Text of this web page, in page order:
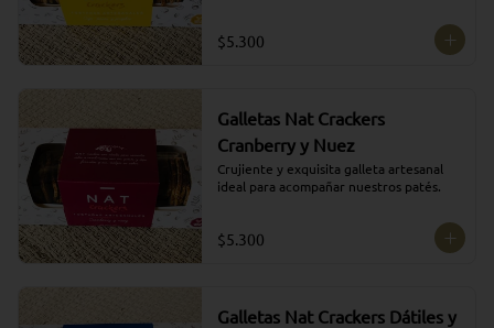
$5.300
Galletas Nat Crackers
Cranberry y Nuez
Crujiente y exquisita galleta artesanal
ideal para acompañar nuestros patés.
$5.300
Galletas Nat Crackers Dátiles y